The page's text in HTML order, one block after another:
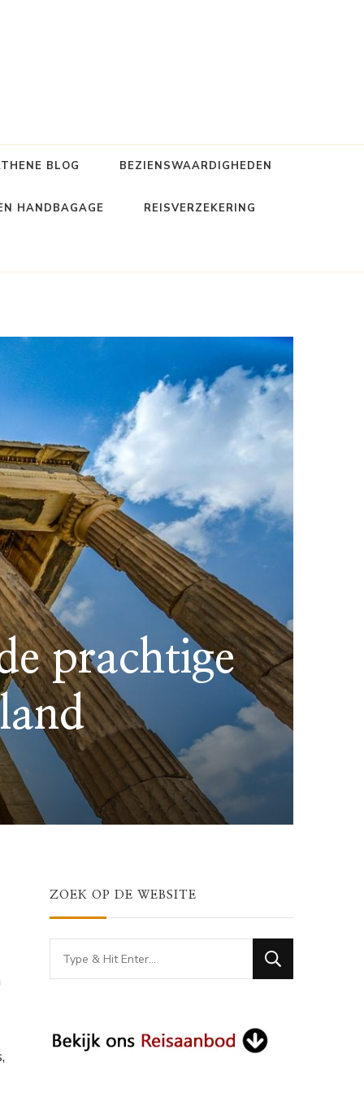
BLOG BEZIENSWAARDIGHEDEN
HANDBAGAGE REISVERZEKERING
prachtige
ZOEK OP DE WEBSITE
Looking
for